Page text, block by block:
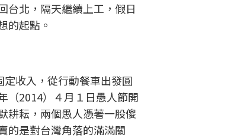
台北，隔天繼續上工，假日
的起點。
收入，從行動餐車出發圓
（2014）４月１日愚人節開
耕耘，兩個愚人憑著一股傻
的是對台灣角落的滿滿關